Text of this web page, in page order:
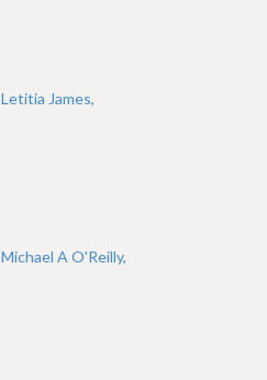
Letitia James,
Michael A O'Reilly,